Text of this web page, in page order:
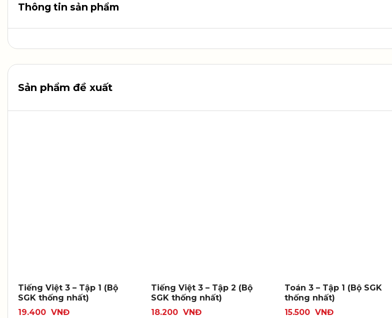
Thông tin sản phẩm
Sản phẩm đề xuất
Tiếng Việt 3 – Tập 1 (Bộ
SGK thống nhất)
19.400 VNĐ
Tiếng Việt 3 – Tập 2 (Bộ
SGK thống nhất)
18.200 VNĐ
Toán 3 – Tập 1 (Bộ SGK
thống nhất)
15.500 VNĐ